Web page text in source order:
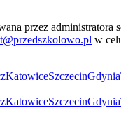
przez
w
KatowiceSzczecinGdynia
KatowiceSzczecinGdynia